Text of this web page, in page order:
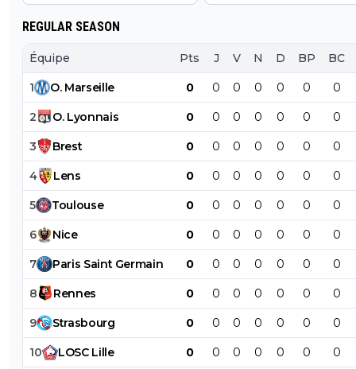
REGULAR SEASON
Équipe Pts J V N D BP BC
1 O. Marseille 0 0 0 0 0 0 0
2 O. Lyonnais 0 0 0 0 0 0 0
3 Brest 0 0 0 0 0 0 0
4 Lens 0 0 0 0 0 0 0
5 Toulouse 0 0 0 0 0 0 0
6 Nice 0 0 0 0 0 0 0
7 Paris Saint Germain 0 0 0 0 0 0 0
8 Rennes 0 0 0 0 0 0 0
9 Strasbourg 0 0 0 0 0 0 0
10 LOSC Lille 0 0 0 0 0 0 0